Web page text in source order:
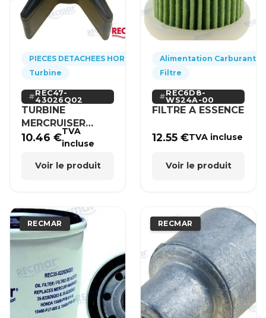
PIECES DETACHEES HORS-BORD
Turbine
REC47-
43026Q02
TURBINE
MERCRUISER
MERCURY BRP
10.46€TVA
incluse
Voir le produit
Alimentation Carburant
Filtre
REC6D8-
WS24A-00
FILTRE A ESSENCE
12.55€TVA incluse
Voir le produit
RECMAR RECMAR